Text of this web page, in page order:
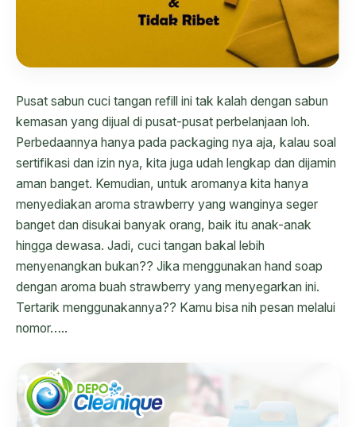
Pusat sabun cuci tangan refill ini tak kalah dengan sabun
kemasan yang dijual di pusat-pusat perbelanjaan loh.
Perbedaannya hanya pada packaging nya aja, kalau soal
sertifikasi dan izin nya, kita juga udah lengkap dan dijamin
aman banget. Kemudian, untuk aromanya kita hanya
menyediakan aroma strawberry yang wanginya seger
banget dan disukai banyak orang, baik itu anak-anak
hingga dewasa. Jadi, cuci tangan bakal lebih
menyenangkan bukan?? Jika menggunakan hand soap
dengan aroma buah strawberry yang menyegarkan ini.
Tertarik menggunakannya?? Kamu bisa nih pesan melalui
nomor…..